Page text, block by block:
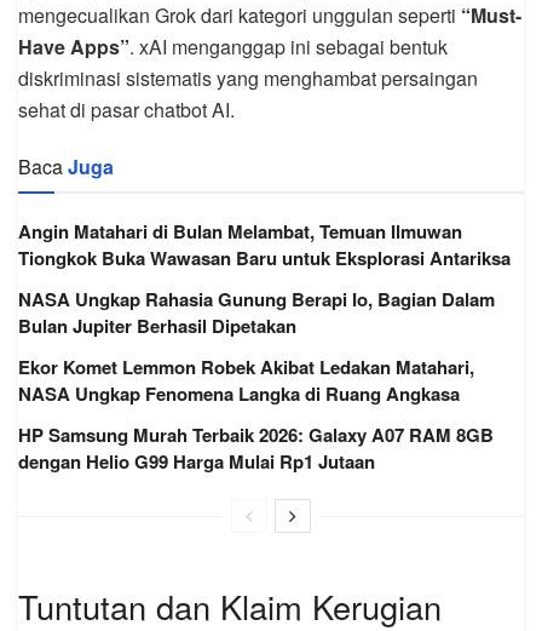
mengecualikan Grok dari kategori unggulan seperti “Must-
Have Apps”. xAI menganggap ini sebagai bentuk
diskriminasi sistematis yang menghambat persaingan
sehat di pasar chatbot AI.
BacaJuga
Angin Matahari di Bulan Melambat, Temuan Ilmuwan
Tiongkok Buka Wawasan Baru untuk Eksplorasi Antariksa
NASA Ungkap Rahasia Gunung Berapi Io, Bagian Dalam
Bulan Jupiter Berhasil Dipetakan
Ekor Komet Lemmon Robek Akibat Ledakan Matahari,
NASA Ungkap Fenomena Langka di Ruang Angkasa
HP Samsung Murah Terbaik 2026: Galaxy A07 RAM 8GB
dengan Helio G99 Harga Mulai Rp1 Jutaan
Tuntutan dan Klaim Kerugian